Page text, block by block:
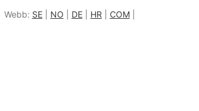
Webb: SE| NO DE| HR COM|